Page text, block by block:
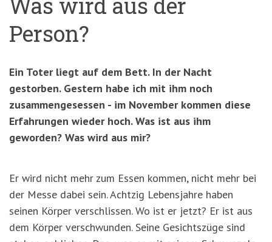
Person?
Ein Toter liegt auf dem Bett. In der Nacht
gestorben. Gestern habe ich mit ihm noch
zusammengesessen - im November kommen diese
Erfahrungen wieder hoch. Was ist aus ihm
geworden? Was wird aus mir?
Er wird nicht mehr zum Essen kommen, nicht mehr bei
der Messe dabei sein. Achtzig Lebensjahre haben
seinen Körper verschlissen. Wo ist er jetzt? Er ist aus
dem Körper verschwunden. Seine Gesichtszüge sind